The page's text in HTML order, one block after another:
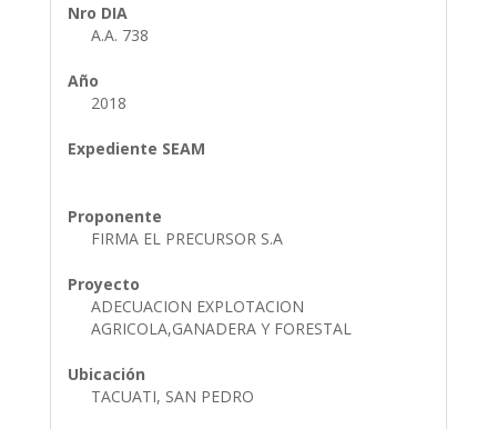
Nro DIA
A.A. 738
Año
2018
Expediente SEAM
Proponente
FIRMA EL PRECURSOR S.A
Proyecto
ADECUACION EXPLOTACION
AGRICOLA,GANADERA Y FORESTAL
Ubicación
TACUATI, SAN PEDRO